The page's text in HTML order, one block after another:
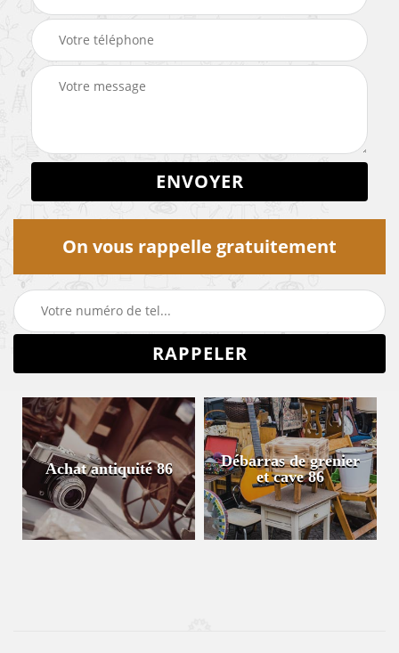
On vous rappelle gratuitement
Achat antiquité 86
Débarras de grenier
et cave 86